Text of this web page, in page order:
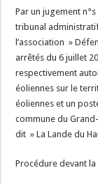
Par un jugement
tribunal
l’association »
arrêtés du 6 juillet
respectivement
éoliennes sur le
éoliennes et un
commune du
dit » La Lande du
Procédure devant la